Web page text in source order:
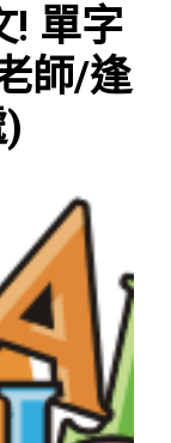
! 單字
師/逢